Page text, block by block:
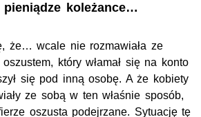
pieniądze koleżance…
że… wcale nie rozmawiała ze
który włamał się na konto
się pod inną osobę. A że kobiety
ze sobą w ten właśnie sposób,
oszusta podejrzane. Sytuację tę